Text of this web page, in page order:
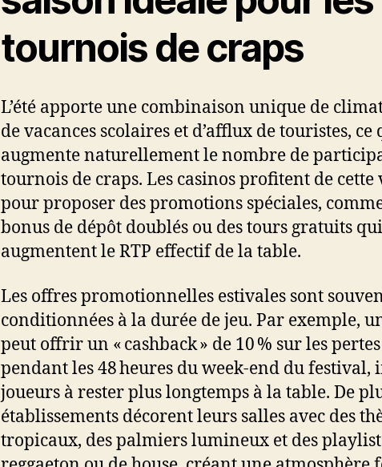
tournois de craps
L’été apporte une combinaison unique de
de vacances scolaires et d’afflux de touristes, ce
augmente naturellement le nombre de
tournois de craps. Les casinos profitent de cette
pour proposer des promotions spéciales,
bonus de dépôt doublés ou des tours gratuits qui
augmentent le RTP effectif de la table.
Les offres promotionnelles estivales sont
conditionnées à la durée de jeu. Par exemple,
peut offrir un « cashback » de 10 % sur les
pendant les 48 heures du week‑end du festival,
joueurs à rester plus longtemps à la table. De
établissements décorent leurs salles avec des
tropicaux, des palmiers lumineux et des